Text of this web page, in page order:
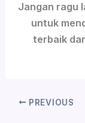
Jangan ragu
untuk
terbaik
PREVIOUS